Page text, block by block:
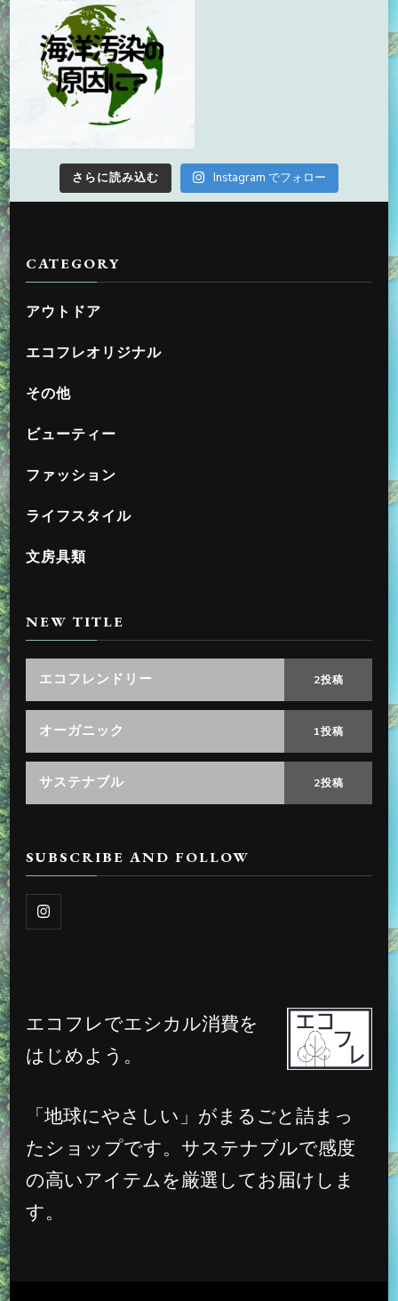
さらに読み込む Instagram でフォロー
CATEGORY
アウトドア
エコフレオリジナル
その他
ビューティー
ファッション
ライフスタイル
文房具類
NEW TITLE
エコフレンドリー 2投稿
オーガニック 1投稿
サステナブル 2投稿
SUBSCRIBE AND FOLLOW
エコフレでエシカル消費を
はじめよう。
「地球にやさしい」がまるごと詰まっ
たショップです。サステナブルで感度
の高いアイテムを厳選してお届けしま
す。